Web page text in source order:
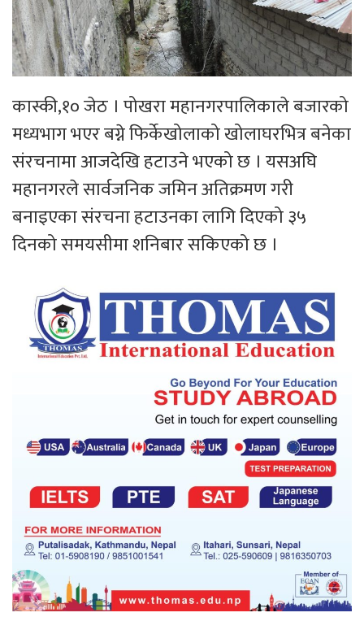
कास्की,१० जेठ । पोखरा महानगरपालिकाले बजारको
मध्यभाग भएर बग्ने फिर्केखोलाको खोलाघरभित्र बनेका
संरचनामा आजदेखि हटाउने भएको छ । यसअघि
महानगरले सार्वजनिक जमिन अतिक्रमण गरी
बनाइएका संरचना हटाउनका लागि दिएको ३५
दिनको समयसीमा शनिबार सकिएको छ ।